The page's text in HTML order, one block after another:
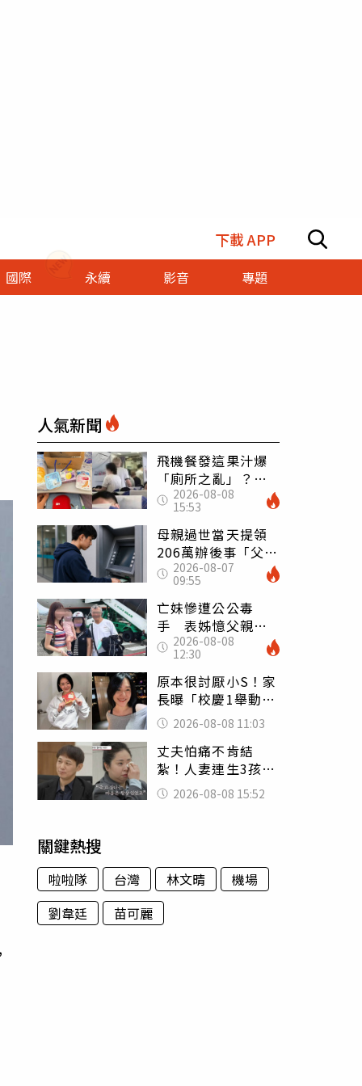
下載 APP
國際 永續 影音 專題
人氣新聞
飛機餐發這果汁爆
「廁所之亂」？乘
客崩潰：差點丟大
臉 醫揭3類人別亂
喝
2026-08-08
15:53
母親過世當天提領
206萬辦後事「父子
遭判刑」 律師：
搶錢先下手是罪
2026-08-07
09:55
亡妹慘遭公公毒
手 表姊憶父親節
前夕：小舅舅仍到
殯儀館陪她說話
2026-08-08
12:30
原本很討厭小S！家
長曝「校慶1舉動」
讓她徹底改觀 網
友洗版認證
2026-08-08 11:03
丈夫怕痛不肯結
紮！人妻連生3孩
控遭家暴淚喊：真
的好累
2026-08-08 15:52
關鍵熱搜
啦啦隊 台灣 林文晴
機場
劉韋廷
苗可麗